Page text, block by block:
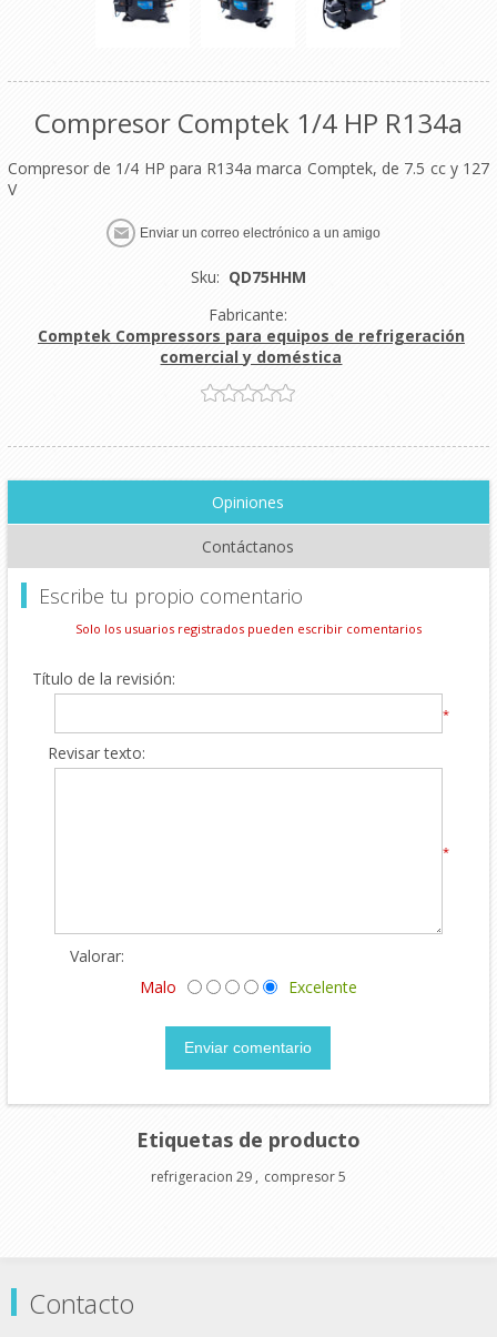
Compresor Comptek 1/4 HP R134a
Compresor de 1/4 HP para R134a marca Comptek, de 7.5 cc y 127
V
Enviar un correo electrónico a un amigo
Sku: QD75HHM
Fabricante:
Comptek Compressors para equipos de refrigeración
comercial y doméstica
Opiniones
Contáctanos
Escribe tu propio comentario
Solo los usuarios registrados pueden escribir comentarios
Título de la revisión:
*
Revisar texto:
*
Valorar:
Malo
Excelente
Enviar comentario
Etiquetas de producto
refrigeracion 29 , compresor5
Contacto